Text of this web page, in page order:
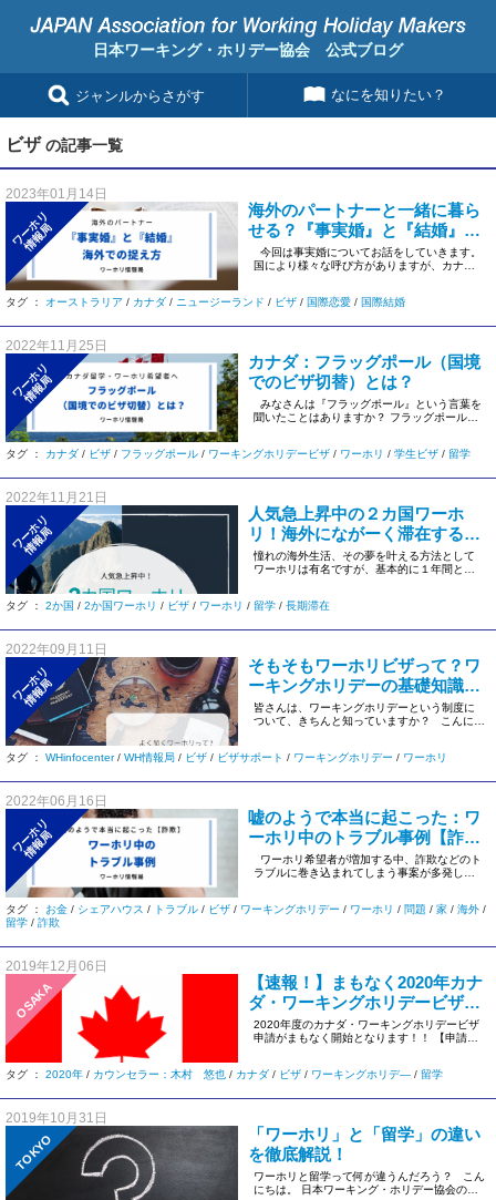
日本ワーキング・ホリデー協会 公式ブログ
ジャンルからさがす なにを知りたい？
ビザの記事一覧
2023年01月14日
ワーホリ
情報局
海外のパートナーと一緒に暮ら
せる？『事実婚』と『結婚』海
外での捉え方
今回は事実婚についてお話をしていきます。
国により様々な呼び方がありますが、カナダ
タグ ： オーストラリア / カナダ / ニュージーランド / ビザ / 国際恋愛 / 国際結婚
2022年11月25日
ワーホリ
情報局
カナダ：フラッグポール（国境
でのビザ切替）とは？
みなさんは『フラッグポール』という言葉を
聞いたことはありますか？ フラッグポール
タグ ： カナダ / ビザ / フラッグポール / ワーキングホリデービザ / ワーホリ / 学生ビザ / 留学
2022年11月21日
ワーホリ
情報局
人気急上昇中の２カ国ワーホ
リ！海外にながーく滞在する方
法♪【WH情報局】
憧れの海外生活、その夢を叶える方法として
ワーホリは有名ですが、基本的に１年間とい
タグ ： 2か国 / 2か国ワーホリ / ビザ / ワーホリ / 留学 / 長期滞在
2022年09月11日
ワーホリ
情報局
そもそもワーホリビザって？ワ
ーキングホリデーの基礎知識を
改めて確認！【WH情報局】
皆さんは、ワーキングホリデーという制度に
ついて、きちんと知っていますか？ こんにち
タグ ： WHinfocenter/ WH情報局 / ビザ / ビザサポート / ワーキングホリデー / ワーホリ
2022年06月16日
ワーホリ
情報局
嘘のようで本当に起こった：ワ
ーホリ中のトラブル事例【詐欺
被害】
ワーホリ希望者が増加する中、詐欺などのト
ラブルに巻き込まれてしまう事案が多発して
タグ ： お金 / シェアハウス / トラブル / ビザ / ワーキングホリデー / ワーホリ / 問題 / 家 / 海外 /
留学 / 詐欺
2019年12月06日
OSAKA
【速報！】まもなく2020年カナ
ダ・ワーキングホリデービザ申
請開始！！
2020年度のカナダ・ワーキングホリデービザ
申請がまもなく開始となります！！ 【申請開
タグ ： 2020年 / カウンセラー：木村 悠也 / カナダ / ビザ / ワーキングホリデ― / 留学
2019年10月31日
TOKYO
「ワーホリ」と「留学」の違い
を徹底解説！
ワーホリと留学って何が違うんだろう？ こん
にちは。 日本ワーキング・ホリデー協会の